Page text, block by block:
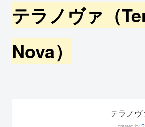
テラノヴァ（
Nova）
テラノヴ